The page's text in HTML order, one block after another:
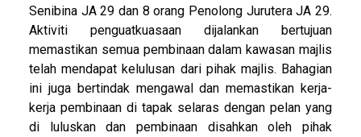
Senibina JA 29 dan 8 orang Penolong Jurutera JA 29.
Aktiviti penguatkuasaan dijalankan bertujuan
memastikan semua pembinaan dalam kawasan majlis
telah mendapat kelulusan dari pihak majlis. Bahagian
ini juga bertindak mengawal dan memastikan kerja-
kerja pembinaan di tapak selaras dengan pelan yang
di luluskan dan pembinaan disahkan oleh pihak